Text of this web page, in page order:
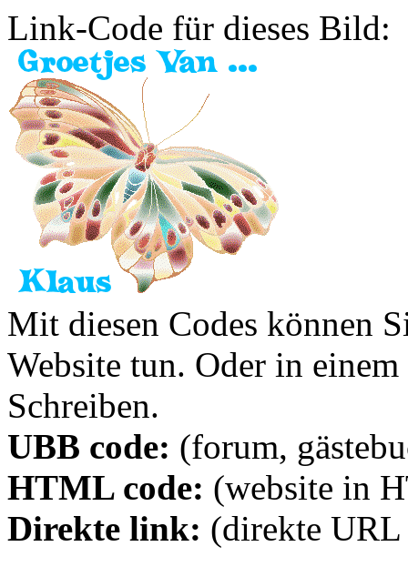
Link-Code für dieses Bild:
Mit diesen Codes können
Website tun. Oder in
Schreiben.
UBB code: (forum,
HTML code: (website in
Direkte link: (direkte